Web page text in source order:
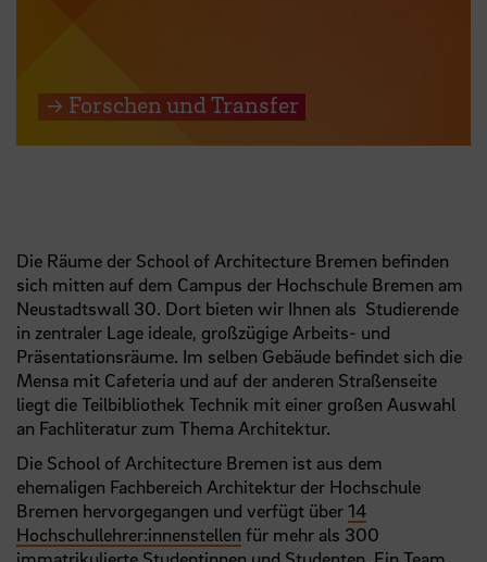
→ Forschen und Transfer
Die Räume der School of Architecture Bremen befinden
sich mitten auf dem Campus der Hochschule Bremen am
Neustadtswall 30. Dort bieten wir Ihnen als Studierende
in zentraler Lage ideale, großzügige Arbeits- und
Präsentationsräume. Im selben Gebäude befindet sich die
Mensa mit Cafeteria und auf der anderen Straßenseite
liegt die Teilbibliothek Technik mit einer großen Auswahl
an Fachliteratur zum Thema Architektur.
Die School of Architecture Bremen ist aus dem
ehemaligen Fachbereich Architektur der Hochschule
Bremen hervorgegangen und verfügt über14
Hochschullehrer:innenstellen für mehr als 300